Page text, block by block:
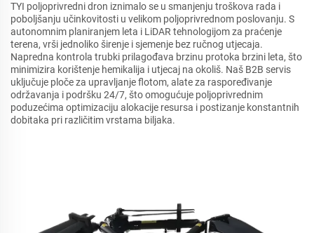
TYI poljoprivredni dron iznimalo se u smanjenju troškova rada i
poboljšanju učinkovitosti u velikom poljoprivrednom poslovanju. S
autonomnim planiranjem leta i LiDAR tehnologijom za praćenje
terena, vrši jednoliko širenje i sjemenje bez ručnog utjecaja.
Napredna kontrola trubki prilagođava brzinu protoka brzini leta, što
minimizira korištenje hemikalija i utjecaj na okoliš. Naš B2B servis
uključuje ploče za upravljanje flotom, alate za raspoređivanje
održavanja i podršku 24/7, što omogućuje poljoprivrednim
poduzećima optimizaciju alokacije resursa i postizanje konstantnih
dobitaka pri različitim vrstama biljaka.